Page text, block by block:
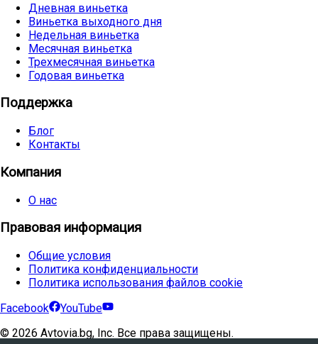
Дневная виньетка
Виньетка выходного дня
Недельная виньетка
Месячная виньетка
Трехмесячная виньетка
Годовая виньетка
Поддержка
Блог
Контакты
Компания
О нас
Правовая информация
Общие условия
Политика конфиденциальности
Политика использования файлов cookie
Facebook
YouTube
© 2026 Avtovia.bg, Inc. Все права защищены.